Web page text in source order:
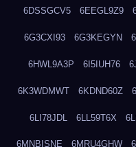
6DSSGCV5 6EEGL9Z9
6G3CXI93 6G3KEGYN
6HWL9A3P 6I5IUH76
6K3WDMWT 6KDND60Z
6LI78JDL 6LL59T6X
6MNBISNE 6MRU4GHW